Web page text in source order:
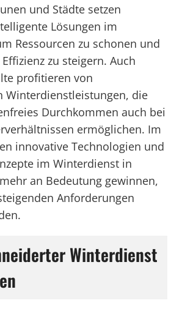
und Städte setzen
Lösungen im
Ressourcen zu schonen und
zu steigern. Auch
profitieren von
Winterdienstleistungen, die
Durchkommen auch bei
ermöglichen. Im
innovative Technologien und
im Winterdienst in
an Bedeutung gewinnen,
Anforderungen
Winterdienst